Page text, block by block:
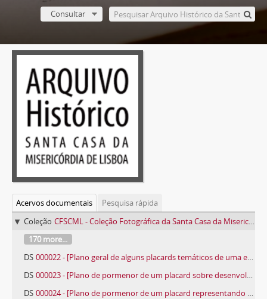
Consultar
Acervos documentais
Pesquisa rápida
Coleção CFSCML - Coleção Fotográfica da Santa Casa da Misericórdia de Lisboa
170 more...
DS 000022 - [Plano geral de alguns placards temáticos de uma exposição da Santa Casa da Misericórdia de Lisboa]
DS 000023 - [Plano de pormenor de um placard sobre desenvolvimento comunitário]
DS 000024 - [Plano de pormenor de um placard representando um grupo de crianças na varanda do Lar de Nossa Senhora da Visitação]